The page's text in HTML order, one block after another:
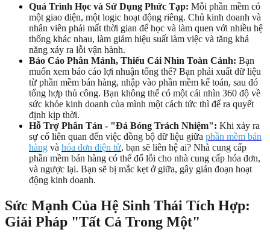
Quá Trình Học và Sử Dụng Phức Tạp: Mỗi phần mềm có
một giao diện, một logic hoạt động riêng. Chủ kinh doanh và
nhân viên phải mất thời gian để học và làm quen với nhiều hệ
thống khác nhau, làm giảm hiệu suất làm việc và tăng khả
năng xảy ra lỗi vận hành.
Báo Cáo Phân Mảnh, Thiếu Cái Nhìn Toàn Cảnh: Bạn
muốn xem báo cáo lợi nhuận tổng thể? Bạn phải xuất dữ liệu
từ phần mềm bán hàng, nhập vào phần mềm kế toán, sau đó
tổng hợp thủ công. Bạn không thể có một cái nhìn 360 độ về
sức khỏe kinh doanh của mình một cách tức thì để ra quyết
định kịp thời.
Hỗ Trợ Phân Tán - "Đá Bóng Trách Nhiệm": Khi xảy ra
sự cố liên quan đến việc đồng bộ dữ liệu giữa phần mềm bán
hàng và hóa đơn điện tử, bạn sẽ liên hệ ai? Nhà cung cấp
phần mềm bán hàng có thể đổ lỗi cho nhà cung cấp hóa đơn,
và ngược lại. Bạn sẽ bị mắc kẹt ở giữa, gây gián đoạn hoạt
động kinh doanh.
Sức Mạnh Của Hệ Sinh Thái Tích Hợp:
Giải Pháp "Tất Cả Trong Một"